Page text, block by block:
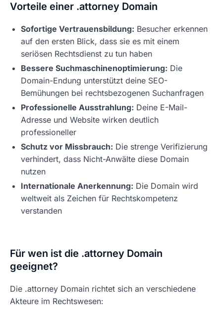
Vorteile einer .attorney Domain
Sofortige Vertrauensbildung: Besucher erkennen
auf den ersten Blick, dass sie es mit einem
seriösen Rechtsdienst zu tun haben
Bessere Suchmaschinenoptimierung: Die
Domain-Endung unterstützt deine SEO-
Bemühungen bei rechtsbezogenen Suchanfragen
Professionelle Ausstrahlung: Deine E-Mail-
Adresse und Website wirken deutlich
professioneller
Schutz vor Missbrauch: Die strenge Verifizierung
verhindert, dass Nicht-Anwälte diese Domain
nutzen
Internationale Anerkennung: Die Domain wird
weltweit als Zeichen für Rechtskompetenz
verstanden
Für wen ist die .attorney Domain
geeignet?
Die .attorney Domain richtet sich an verschiedene
Akteure im Rechtswesen: